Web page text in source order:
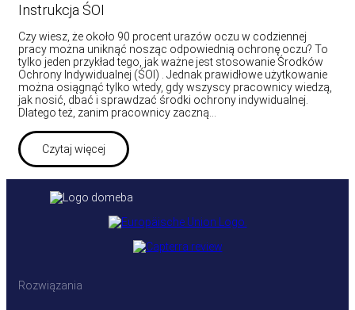
Instrukcja ŚOI
Czy wiesz, że około 90 procent urazów oczu w codziennej
pracy można uniknąć nosząc odpowiednią ochronę oczu? To
tylko jeden przykład tego, jak ważne jest stosowanie Środków
Ochrony Indywidualnej (ŚOI) . Jednak prawidłowe użytkowanie
można osiągnąć tylko wtedy, gdy wszyscy pracownicy wiedzą,
jak nosić, dbać i sprawdzać środki ochrony indywidualnej.
Dlatego też, zanim pracownicy zaczną…
Czytaj więcej
Rozwiązania